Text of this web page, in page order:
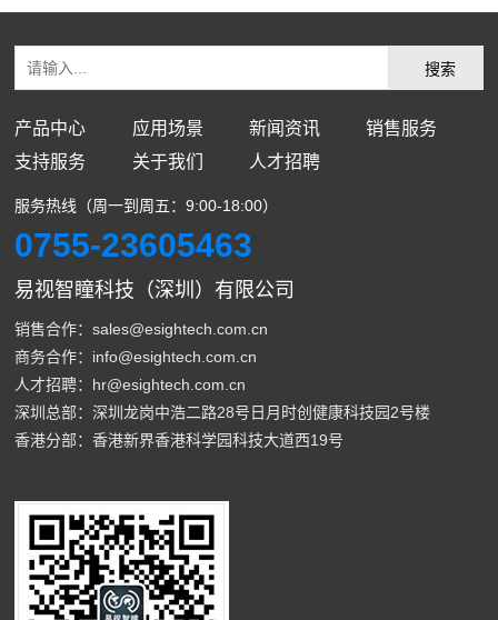
产品中心 应用场景 新闻资讯
销售服务
支持服务
关于我们 人才招聘
服务热线（周一到周五：9:00-18:00）
0755-23605463
易视智瞳科技（深圳）有限公司
销售合作：sales@esightech.com.cn
商务合作：info@esightech.com.cn
人才招聘：hr@esightech.com.cn
深圳总部：深圳龙岗中浩二路28号日月时创健康科技园2号楼
香港分部：香港新界香港科学园科技大道西19号